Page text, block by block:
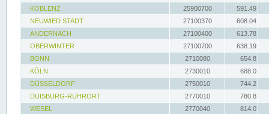
KOBLENZ
25900700
591.49
NEUWIED STADT
27100370
608.04
ANDERNACH
27100400
613.78
OBERWINTER
27100700
638.19
BONN
2710080
654.8
KÖLN
2730010
688.0
DÜSSELDORF
2750010
744.2
DUISBURG-RUHRORT
2770010
780.8
WESEL
2770040
814.0